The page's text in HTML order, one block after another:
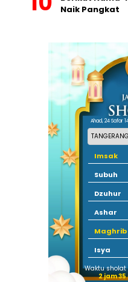
Naik Pangkat
Ahad, 24 Safar
Imsak
Subuh
Dzuhur
Ashar
Maghrib
Isya
Waktu
2 jam